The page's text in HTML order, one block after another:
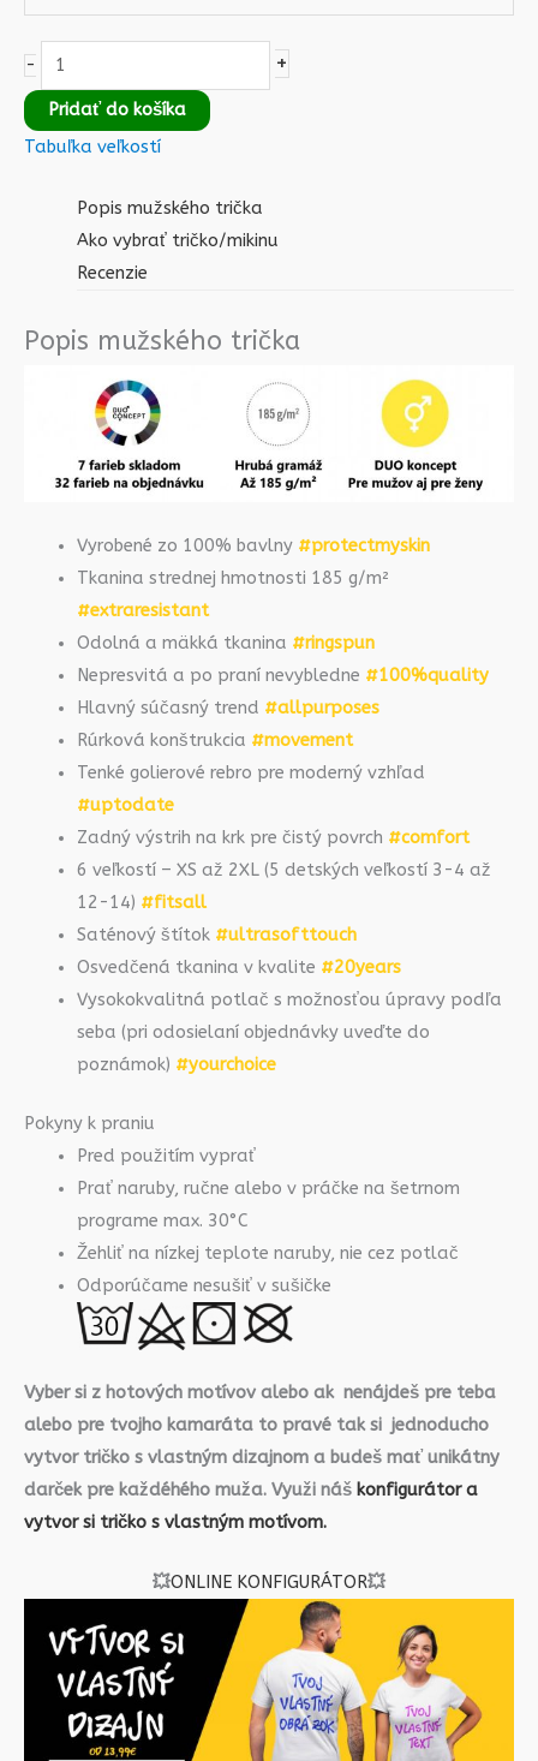
- +
Pridať do košíka
Tabuľka veľkostí
Popis mužského trička
Ako vybrať tričko/mikinu
Recenzie
Popis mužského trička
Vyrobené zo 100% bavlny #protectmyskin
Tkanina strednej hmotnosti 185 g/m²
#extraresistant
Odolná a mäkká tkanina #ringspun
Nepresvitá a po praní nevybledne #100%quality
Hlavný súčasný trend #allpurposes
Rúrková konštrukcia #movement
Tenké golierové rebro pre moderný vzhľad
#uptodate
Zadný výstrih na krk pre čistý povrch #comfort
6 veľkostí – XS až 2XL (5 detských veľkostí 3-4 až
12-14) #fitsall
Saténový štítok #ultrasofttouch
Osvedčená tkanina v kvalite #20years
Vysokokvalitná potlač s možnosťou úpravy podľa
seba (pri odosielaní objednávky uveďte do
poznámok) #yourchoice
Pokyny k praniu
Pred použitím vyprať
Prať naruby, ručne alebo v práčke na šetrnom
programe max. 30°C
Žehliť na nízkej teplote naruby, nie cez potlač
Odporúčame nesušiť v sušičke
Vyber si z hotových motívov alebo ak nenájdeš pre teba
alebo pre tvojho kamaráta to pravé tak si jednoducho
vytvor tričko s vlastným dizajnom a budeš mať unikátny
darček pre každéhého muža. Využi náš konfigurátor a
vytvor si tričko s vlastným motívom.
💥ONLINE KONFIGURÁTOR💥